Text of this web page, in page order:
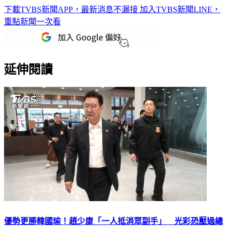
下載TVBS新聞APP，最新消息不漏接 加入TVBS新聞LINE，
重點新聞一次看
延伸閱讀
優勢更勝韓國瑜！趙少康「一人抵消眾副手」 光彩恐壓過總